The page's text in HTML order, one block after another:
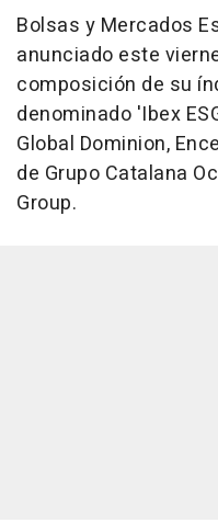
Bolsas y Mercados
anunciado este
composición de su
denominado 'Ibex
Global Dominion,
de Grupo Catalana
Group.